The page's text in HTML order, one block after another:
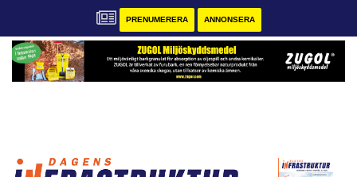
PRENUMERERA ANNONSERA